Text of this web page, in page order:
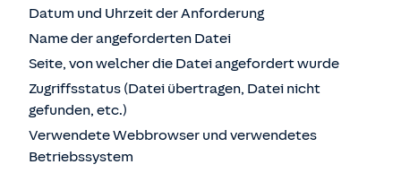
Datum und Uhrzeit der Anforderung
Name der angeforderten Datei
Seite, von welcher die Datei angefordert wurde
Zugriffsstatus (Datei übertragen, Datei nicht
gefunden, etc.)
Verwendete Webbrowser und verwendetes
Betriebssystem